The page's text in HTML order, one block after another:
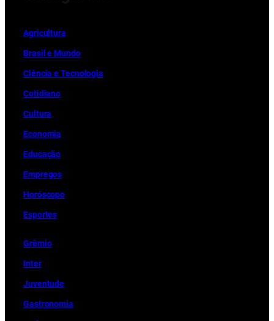
Agricultura
Brasil e Mundo
Ciência e Tecnologia
Cotidiano
Cultura
Economia
Educação
Empregos
Horóscopo
Esportes
Grêmio
Inter
Juventude
Gastronomia